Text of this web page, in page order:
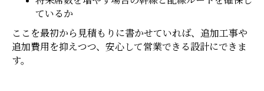
ているか
ここを最初から見積もりに書かせていれば、追加工事や
追加費用を抑えつつ、安心して営業できる設計にできま
す。